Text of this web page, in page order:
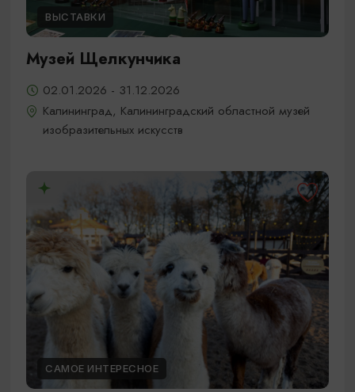
ВЫСТАВКИ
Музей Щелкунчика
02.01.2026 - 31.12.2026
Калининград, Калининградский областной музей
изобразительных искусств
САМОЕ ИНТЕРЕСНОЕ